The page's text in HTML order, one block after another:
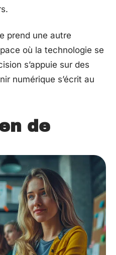
prend une autre
où la technologie se
s’appuie sur des
numérique s’écrit au
de